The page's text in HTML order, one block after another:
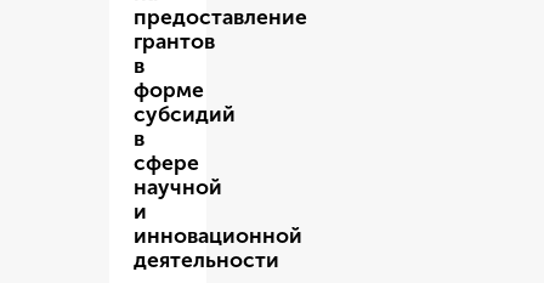
предоставление
грантов
в
форме
субсидий
в
сфере
научной
и
инновационной
деятельности